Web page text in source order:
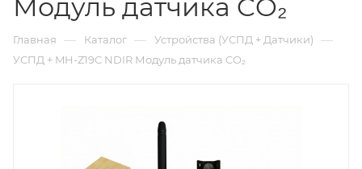
Модуль датчика CO₂
Главная — Каталог — Устройства (УСПД + Датчики) —
УСПД + MH-Z19C NDIR Модуль датчика CO₂